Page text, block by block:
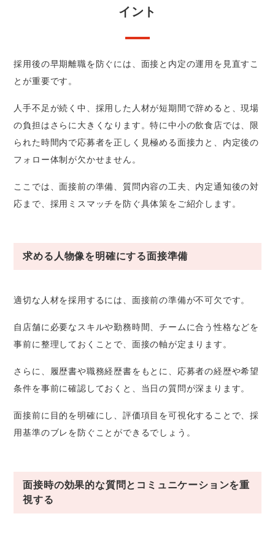
イント
採用後の早期離職を防ぐには、面接と内定の運用を見直すこ
とが重要です。
人手不足が続く中、採用した人材が短期間で辞めると、現場
の負担はさらに大きくなります。特に中小の飲食店では、限
られた時間内で応募者を正しく見極める面接力と、内定後の
フォロー体制が欠かせません。
ここでは、面接前の準備、質問内容の工夫、内定通知後の対
応まで、採用ミスマッチを防ぐ具体策をご紹介します。
求める人物像を明確にする面接準備
適切な人材を採用するには、面接前の準備が不可欠です。
自店舗に必要なスキルや勤務時間、チームに合う性格などを
事前に整理しておくことで、面接の軸が定まります。
さらに、履歴書や職務経歴書をもとに、応募者の経歴や希望
条件を事前に確認しておくと、当日の質問が深まります。
面接前に目的を明確にし、評価項目を可視化することで、採
用基準のブレを防ぐことができるでしょう。
面接時の効果的な質問とコミュニケーションを重
視する